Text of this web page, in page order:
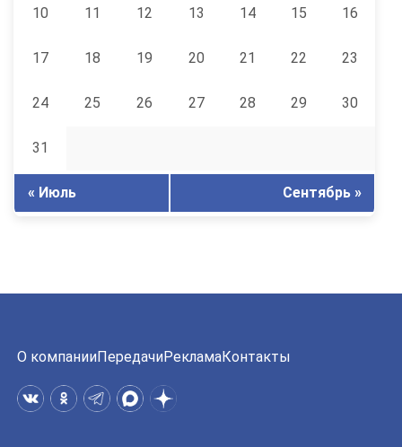
10 11 12 13 14 15 16
17 18 19 20 21 22 23
24 25 26 27 28 29 30
31
« Июль Сентябрь »
О компанииПередачиРекламаКонтакты